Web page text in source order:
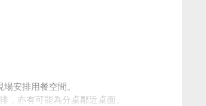
安排用餐空間。
亦有可能為分桌鄰近桌面。